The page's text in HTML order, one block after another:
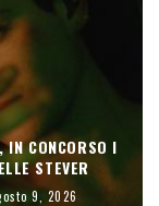
IN CONCORSO I
STEVER
9, 2026